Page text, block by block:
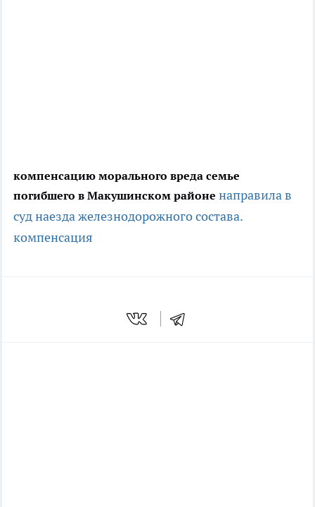
компенсацию морального вреда семье
погибшего в Макушинском районе направила в
суднаезда железнодорожного состава.
компенсация